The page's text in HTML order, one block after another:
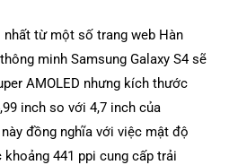
từ một số trang web Hàn
minh Samsung Galaxy S4 sẽ
AMOLED nhưng kích thước
inch so với 4,7 inch của
đồng nghĩa với việc mật độ
441 ppi cung cấp trải